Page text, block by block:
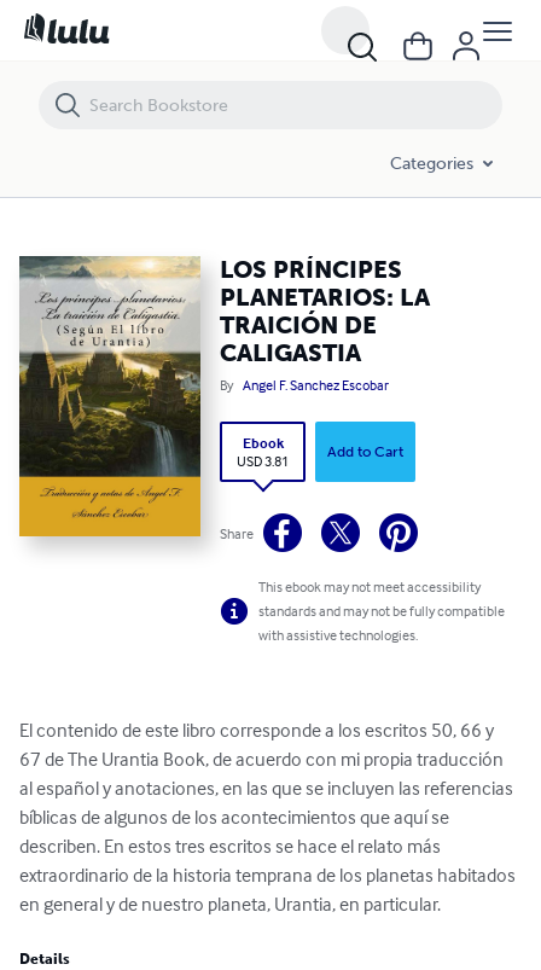
Categories
LOS PRÍNCIPES
PLANETARIOS: LA
TRAICIÓN DE
CALIGASTIA
By Angel F. Sanchez Escobar
Ebook
USD 3.81
Add to Cart
Share
This ebook may not meet accessibility
standards and may not be fully compatible
with assistive technologies.
El contenido de este libro corresponde a los escritos 50, 66 y
67 de The Urantia Book, de acuerdo con mi propia traducción
al español y anotaciones, en las que se incluyen las referencias
bíblicas de algunos de los acontecimientos que aquí se
describen. En estos tres escritos se hace el relato más
extraordinario de la historia temprana de los planetas habitados
en general y de nuestro planeta, Urantia, en particular.
Details
LOS PRÍNCIPES PLANETARIOS: LA TRAICIÓN DE CALIGASTIA